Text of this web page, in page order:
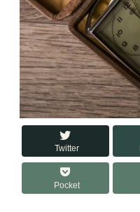
Twitter
Pocket